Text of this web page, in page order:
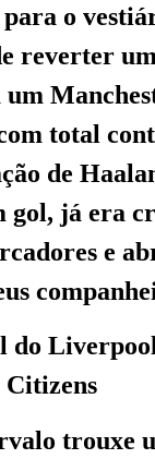
o
reverter
um
total
de
gol, já era
e
do
Citizens
trouxe